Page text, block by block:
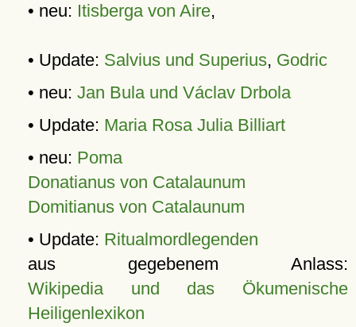
• neu: Itisberga von Aire,
• Update: Salvius und Superius, Godric
• neu: Jan Bula und Václav Drbola
• Update: Maria Rosa Julia Billiart
• neu: Poma
Donatianus von Catalaunum
Domitianus von Catalaunum
• Update: Ritualmordlegenden
aus gegebenem Anlass:
Wikipedia und das Ökumenische
Heiligenlexikon